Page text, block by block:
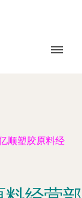
顺塑胶原料经